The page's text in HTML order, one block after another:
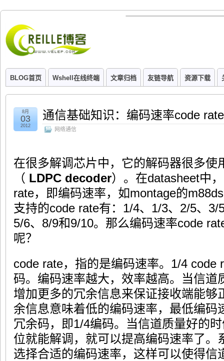
BLOG首页 Wshell在线终端 文章归档 友链导航 资源下载
通信基础知识：编码速率code rate
网络通信
8月
03
2012
在很多解调芯片中，它的解码器很多使
（ LDPC decoder）。在datasheet中
rate，即编码速率，如montage的
支持的code rate有：1/4、1/3、2/5、
5/6、8/9和9/10。那么编码速率code
呢？
code rate，指的是编码速率。1/4 code
码。编码速率越大，效率越高。当信道
增加更多的冗余信息来保证接收端能够
余信息意味着低的编码速率，最低编码
冗余码，即1/4编码。当信道质量好的
位就能解调，就可以提高编码速率了。
选择合适的编码速率，这样可以使得信